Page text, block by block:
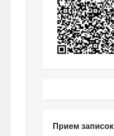
Прием записок